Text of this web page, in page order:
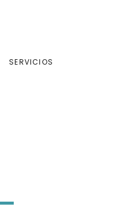
SERVICIOS